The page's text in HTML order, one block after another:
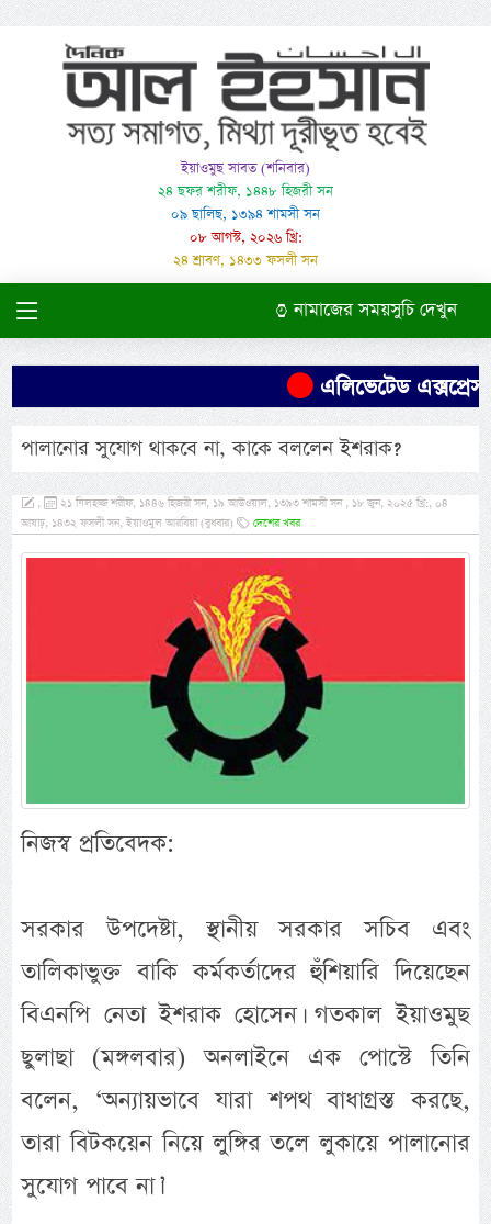
ইয়াওমুছ সাবত (শনিবার)
২৪ ছফর শরীফ, ১৪৪৮ হিজরী সন
০৯ ছালিছ, ১৩৯৪ শামসী সন
০৮ আগস্ট, ২০২৬ খ্রি:
২৪ শ্রাবণ, ১৪৩৩ ফসলী সন
নামাজের সময়সুচি দেখুন
এলিভেটেড
পালানোর সুযোগ থাকবে না, কাকে বললেন ইশরাক?
,
২১ যিলহজ্জ শরীফ, ১৪৪৬ হিজরী সন, ১৯ আউওয়াল, ১৩৯৩ শামসী সন , ১৮ জুন, ২০২৫ খ্রি:, ০৪
আষাঢ়, ১৪৩২ ফসলী সন, ইয়াওমুল আরবিয়া (বুধবার)
দেশের খবর
নিজস্ব প্রতিবেদক:
সরকার উপদেষ্টা, স্থানীয় সরকার সচিব এবং
তালিকাভুক্ত বাকি কর্মকর্তাদের হুঁশিয়ারি দিয়েছেন
বিএনপি নেতা ইশরাক হোসেন। গতকাল ইয়াওমুছ
ছুলাছা (মঙ্গলবার) অনলাইনে এক পোস্টে তিনি
বলেন, ‘অন্যায়ভাবে যারা শপথ বাধাগ্রস্ত করছে,
তারা বিটকয়েন নিয়ে লুঙ্গির তলে লুকায়ে পালানোর
সুযোগ পাবে না।’